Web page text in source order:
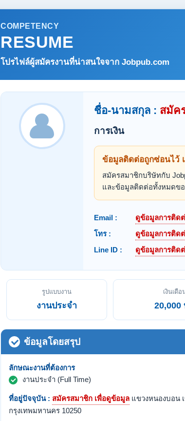
COMPETENCY
RESUME
โปรไฟล์ผู้สมัครงานที่น่าสนใจจาก Jobpub.com
ชื่อ-นามสกุล : สมัค
การเงิน
ข้อมูลติดต่อถูกซ่อนไว้
สมัครสมาชิกบริษัทกับ
และข้อมูลติดต่อทั้งหมดข
Email :
ดูข้อมูลการติด
โทร :
ดูข้อมูลการติด
Line ID :
ดูข้อมูลการติด
รูปแบบงาน
งานประจำ
เงินเดื
20,000
ข้อมูลโดยสรุป
ลักษณะงานที่ต้องการ
งานประจำ (Full Time)
ที่อยู่ปัจจุบัน : สมัครสมาชิก เพื่อดูข้อมูล แขวงหนองบอน
กรุงเทพมหานคร 10250